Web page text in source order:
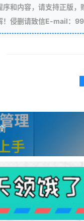
和内容，请支持正版
！侵删请致信E-mail：